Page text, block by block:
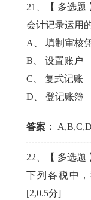
21 、【 多选题
会计记录运用
A
、填制审核
B 、设置账户
C 、复式记账
D 、登记账簿
答案： A,B,C,D
22 、【 多选题
下列各税中
[2,0.5分]